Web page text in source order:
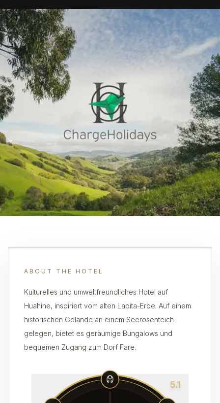
ABOUT THE HOTEL
Kulturelles und umweltfreundliches Hotel auf
Huahine, inspiriert vom alten Lapita-Erbe. Auf einem
historischen Gelände an einem Seerosenteich
gelegen, bietet es geräumige Bungalows und
bequemen Zugang zum Dorf Fare.
5.1